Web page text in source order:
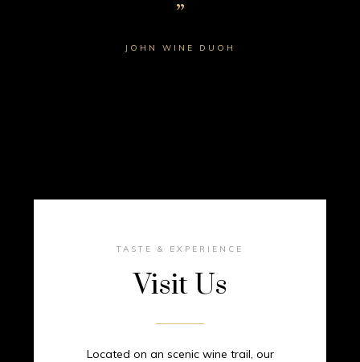
JOHN WINE DUOH
TASTE & EXPERIENCE
Visit Us
Located on an scenic wine trail, our